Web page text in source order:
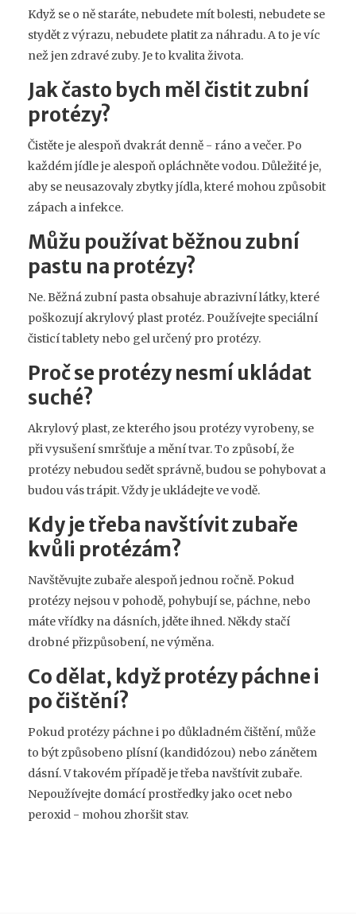
Když se o ně staráte, nebudete mít bolesti, nebudete se
stydět z výrazu, nebudete platit za náhradu. A to je víc
než jen zdravé zuby. Je to kvalita života.
Jak často bych měl čistit zubní
protézy?
Čistěte je alespoň dvakrát denně - ráno a večer. Po
každém jídle je alespoň opláchněte vodou. Důležité je,
aby se neusazovaly zbytky jídla, které mohou způsobit
zápach a infekce.
Můžu používat běžnou zubní
pastu na protézy?
Ne. Běžná zubní pasta obsahuje abrazivní látky, které
poškozují akrylový plast protéz. Používejte speciální
čisticí tablety nebo gel určený pro protézy.
Proč se protézy nesmí ukládat
suché?
Akrylový plast, ze kterého jsou protézy vyrobeny, se
při vysušení smršťuje a mění tvar. To způsobí, že
protézy nebudou sedět správně, budou se pohybovat a
budou vás trápit. Vždy je ukládejte ve vodě.
Kdy je třeba navštívit zubaře
kvůli protézám?
Navštěvujte zubaře alespoň jednou ročně. Pokud
protézy nejsou v pohodě, pohybují se, páchne, nebo
máte vřídky na dásních, jděte ihned. Někdy stačí
drobné přizpůsobení, ne výměna.
Co dělat, když protézy páchne i
po čištění?
Pokud protézy páchne i po důkladném čištění, může
to být způsobeno plísní (kandidózou) nebo zánětem
dásní. V takovém případě je třeba navštívit zubaře.
Nepoužívejte domácí prostředky jako ocet nebo
peroxid - mohou zhoršit stav.